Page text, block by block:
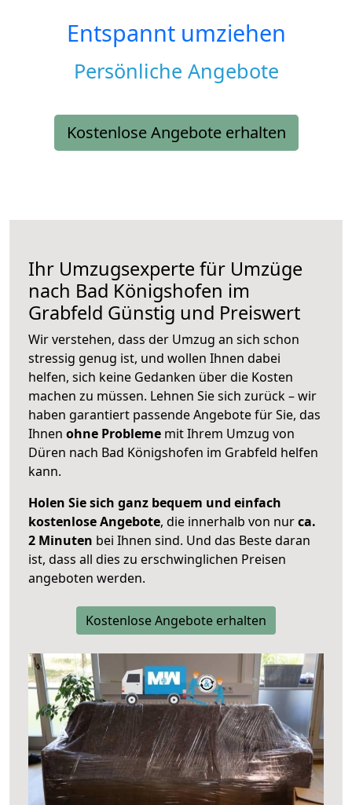
Entspannt umziehen
Persönliche Angebote
Kostenlose Angebote erhalten
Ihr Umzugsexperte für Umzüge
nach Bad Königshofen im
Grabfeld Günstig und Preiswert
Wir verstehen, dass der Umzug an sich schon
stressig genug ist, und wollen Ihnen dabei
helfen, sich keine Gedanken über die Kosten
machen zu müssen. Lehnen Sie sich zurück – wir
haben garantiert passende Angebote für Sie, das
Ihnen ohne Probleme mit Ihrem Umzug von
Düren nach Bad Königshofen im Grabfeld helfen
kann.
Holen Sie sich ganz bequem und einfach
kostenlose Angebote, die innerhalb von nurca.
2 Minuten bei Ihnen sind. Und das Beste daran
ist, dass all dies zu erschwinglichen Preisen
angeboten werden.
Kostenlose Angebote erhalten